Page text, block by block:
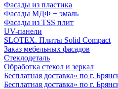
Фасады из пластика
Фасады МДФ + эмаль
Фасады из TSS плит
UV-панели
SLOTEX. Плиты Solid Compact
Заказ мебельных фасадов
Стеклодеталь
Обработка стекол и зеркал
Бесплатная доставка» по г.
Бесплатная доставка» по г.